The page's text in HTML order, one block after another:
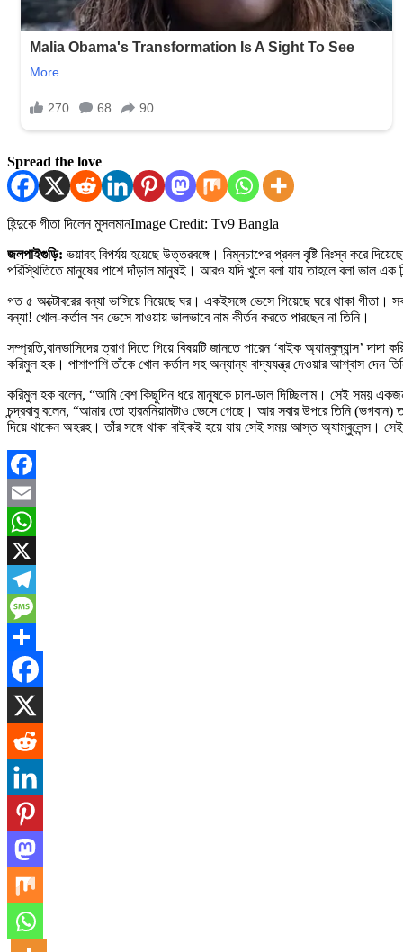
Spread the love
হিন্দুকে গীতা দিলেন মুসলমানImage Credit: Tv9 Bangla
জলপাইগুড়ি: ভয়াবহ বিপর্যয় হয়েছে উত্তরবঙ্গে। নিম্নচাপের প্রবল বৃষ্টি নিঃস্ব করে
পরিস্থিতিতে মানুষের পাশে দাঁড়াল মানুষই। আরও যদি খুলে বলা যায় তাহলে বলা ভাল এক
গত ৫ অক্টোবরের বন্যা ভাসিয়ে নিয়েছে ঘর। একইসঙ্গে ভেসে গিয়েছে ঘরে থাকা গীতা।
বন্যা! খোল-কর্তাল সব ভেসে যাওয়ায় ভালভাবে নাম কীর্তন করতে পারছেন না তিনি।
সম্প্রতি,বানভাসিদের ত্রাণ দিতে গিয়ে বিষয়টি জানতে পারেন ‘বাইক অ্যাম্বুল্যান্স’
করিমুল হক। পাশাপাশি তাঁকে খোল কর্তাল সহ অন্যান্য বাদ্যযন্ত্র দেওয়ার আশ্বাস দেন
করিমুল হক বলেন, “আমি বেশ কিছুদিন ধরে মানুষকে চাল-ডাল দিচ্ছিলাম। সেই সময়
চন্দ্রবাবু বলেন, “আমার তো হারমনিয়ামটাও ভেসে গেছে। আর সবার উপরে তিনি
দিয়ে থাকেন অহরহ। তাঁর সঙ্গে থাকা বাইকই হয়ে যায় সেই সময় আস্ত অ্যাম্বুলেন্স। সেই
Facebook
Email
WhatsApp
X
Telegram
Message
Share